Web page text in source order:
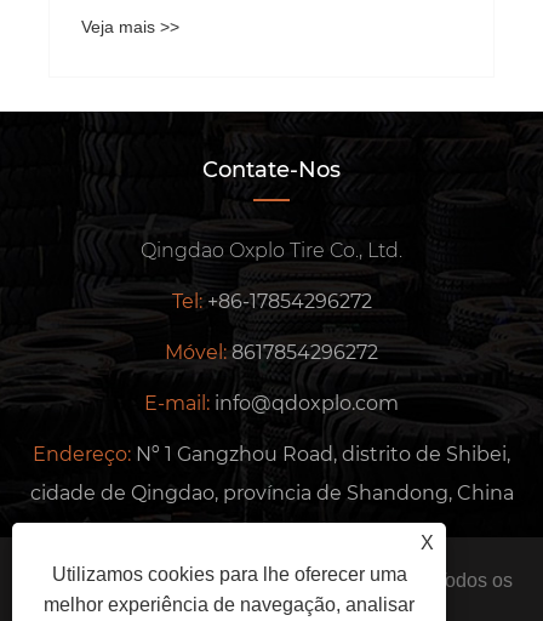
Veja mais >>
Contate-Nos
Qingdao Oxplo Tire Co., Ltd.
Tel: +86-17854296272
Móvel:8617854296272
E-mail: info@qdoxplo.com
Endereço: Nº 1 Gangzhou Road, distrito de Shibei,
cidade de Qingdao, província de Shandong, China
Copyright © 2024 Qingdao Oxplo Tire Co., Ltd. Todos os
X
Utilizamos cookies para lhe oferecer uma
melhor experiência de navegação, analisar